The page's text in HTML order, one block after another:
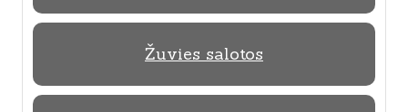
Žuvies salotos